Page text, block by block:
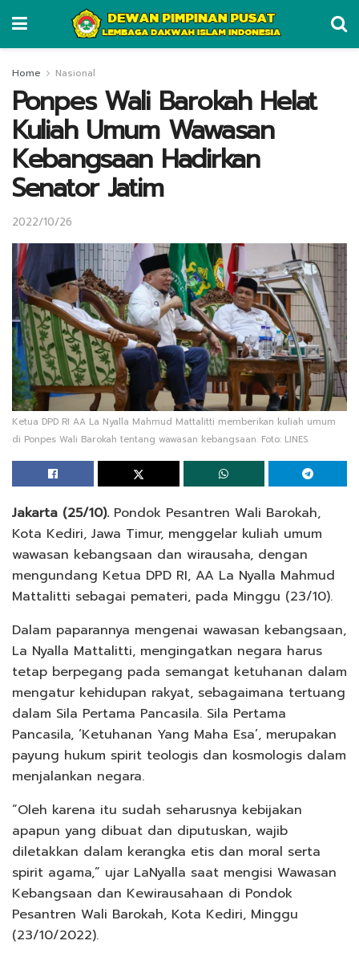
Home Nasional
Ponpes Wali Barokah Helat
Kuliah Umum Wawasan
Kebangsaan Hadirkan
Senator Jatim
2022/10/26
Ketua DPD RI AA La Nyalla Mahmud Mattalitti memberikan kuliah umum
di Ponpes Wali Barokah tentang wawasan kebangsaan. Foto: LINES.
Jakarta (25/10).Pondok Pesantren Wali Barokah,
Kota Kediri, Jawa Timur, menggelar kuliah umum
wawasan kebangsaan dan wirausaha, dengan
mengundang Ketua DPD RI, AA La Nyalla Mahmud
Mattalitti sebagai pemateri, pada Minggu (23/10).
Dalam paparannya mengenai wawasan kebangsaan,
La Nyalla Mattalitti, mengingatkan negara harus
tetap berpegang pada semangat ketuhanan dalam
mengatur kehidupan rakyat, sebagaimana tertuang
dalam Sila Pertama Pancasila. Sila Pertama
Pancasila, ‘Ketuhanan Yang Maha Esa’, merupakan
payung hukum spirit teologis dan kosmologis dalam
menjalankan negara.
“Oleh karena itu sudah seharusnya kebijakan
apapun yang dibuat dan diputuskan, wajib
diletakkan dalam kerangka etis dan moral serta
spirit agama,” ujar LaNyalla saat mengisi Wawasan
Kebangsaan dan Kewirausahaan di Pondok
Pesantren Wali Barokah, Kota Kediri, Minggu
(23/10/2022).